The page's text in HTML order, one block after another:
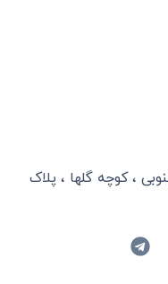
، کوچه گلها ، پلاک